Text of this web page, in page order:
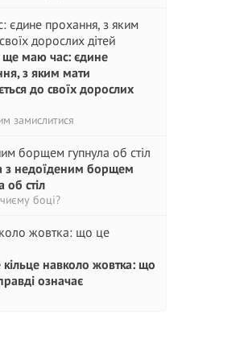
ще маю час: єдине
з яким мати
до своїх дорослих
замислитися
з недоїденим борщем
об стіл
боці?
кільце навколо жовтка: що
означає